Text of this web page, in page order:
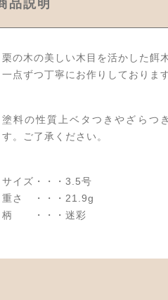
品説明
栗の木の美しい木目を活かした餌
一点ずつ丁寧にお作りしておりま
塗料の性質上ベタつきやざらつ
す。ご了承ください。
サイズ・・・3.5号
重さ ・・・21.9g
柄 ・・・迷彩